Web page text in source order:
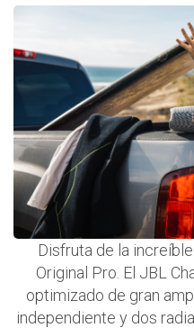
Disfruta de la
Original Pro. El JBL
optimizado de gran
independiente y dos